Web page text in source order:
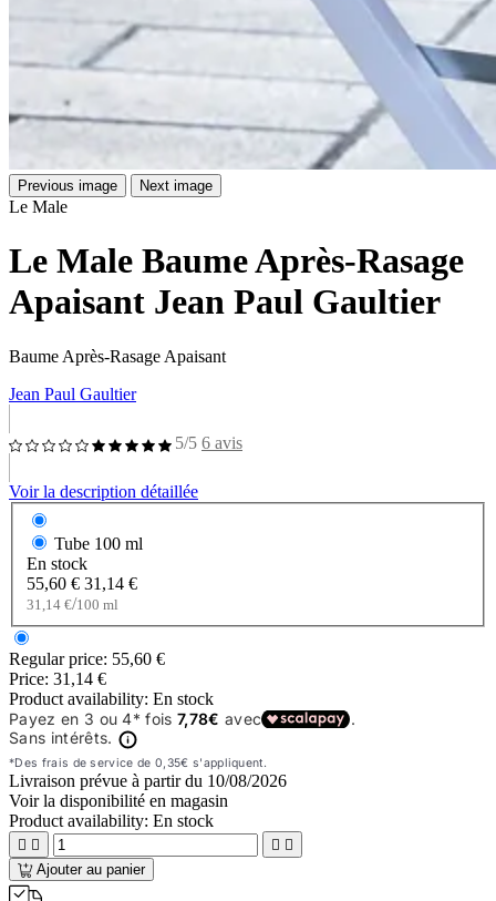
Previous image Next image
Le Male
Le Male Baume Après-Rasage
Apaisant Jean Paul Gaultier
Baume Après-Rasage Apaisant
Jean Paul Gaultier
5/5 6 avis
Voir la description détaillée
Tube 100 ml
En stock
55,60 € 31,14 €
31,14 €/100 ml
Regular price: 55,60 €
Price: 31,14 €
Product availability: En stock
Livraison prévue à partir du 10/08/2026
Voir la disponibilité en magasin
Product availability: En stock
   
Ajouter au panier